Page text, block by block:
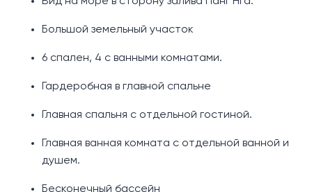
Большой земельный участок
6 спален, 4 с ванными комнатами.
Гардеробная в главной спальне
Главная спальня с отдельной гостиной.
Главная ванная комната с отдельной ванной и
душем.
Бесконечный бассейн